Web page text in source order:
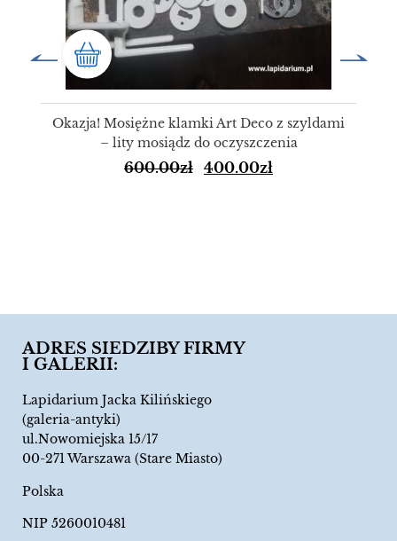
Okazja! Mosiężne klamki Art Deco z szyldami
– lity mosiądz do oczyszczenia
600.00zł 400.00zł
ADRES SIEDZIBY FIRMY
I GALERII:
Lapidarium Jacka Kilińskiego
(galeria-antyki)
ul.Nowomiejska 15/17
00-271 Warszawa (Stare Miasto)
Polska
NIP 5260010481